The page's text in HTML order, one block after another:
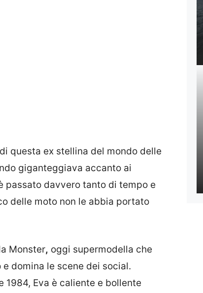
questa ex stellina del mondo delle
giganteggiava accanto ai
passato davvero tanto di tempo e
delle moto non le abbia portato
Monster, oggi supermodella che
domina le scene dei social.
Eva è caliente e bollente